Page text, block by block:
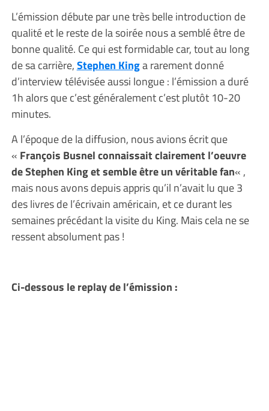
L’émission débute par une très belle introduction de
qualité et le reste de la soirée nous a semblé être de
bonne qualité. Ce qui est formidable car, tout au long
de sa carrière,Stephen Kinga rarement donné
d’interview télévisée aussi longue : l’émission a duré
1h alors que c’est généralement c’est plutôt 10-20
minutes.
A l’époque de la diffusion, nous avions écrit que
« François Busnel connaissait clairement l’oeuvre
de Stephen King et semble être un véritable fan« ,
mais nous avons depuis appris qu’il n’avait lu que 3
des livres de l’écrivain américain, et ce durant les
semaines précédant la visite du King. Mais cela ne se
ressent absolument pas !
Ci-dessous le replay de l’émission :